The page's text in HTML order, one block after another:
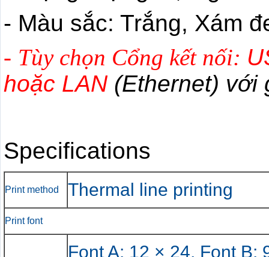
- Màu sắc: Trắng, Xám
- Tùy chọn Cổng kết nối:
hoặc LAN (Ethernet) với
Specifications
Print method Thermal line printing
Print font
Font A: 12 × 24, Font B: